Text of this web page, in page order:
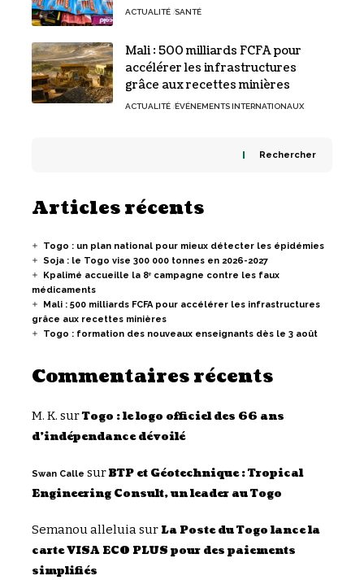
ACTUALITÉ SANTÉ
Mali : 500 milliards FCFA pour
accélérer les infrastructures
grâce aux recettes minières
ACTUALITÉ ÉVÉNEMENTS INTERNATIONAUX
Rechercher
Articles récents
Togo : un plan national pour mieux détecter les épidémies
Soja : le Togo vise 300 000 tonnes en 2026-2027
Kpalimé accueille la 8ᵉ campagne contre les faux
médicaments
Mali : 500 milliards FCFA pour accélérer les infrastructures
grâce aux recettes minières
Togo : formation des nouveaux enseignants dès le 3 août
Commentaires récents
M. K. surTogo : le logo officiel des 66 ans
d’indépendance dévoilé
Swan Calle surBTP et Géotechnique : Tropical
Engineering Consult, un leader au Togo
Semanou alleluiasurLa Poste du Togo lance la
carte VISA ECO PLUS pour des paiements
simplifiés